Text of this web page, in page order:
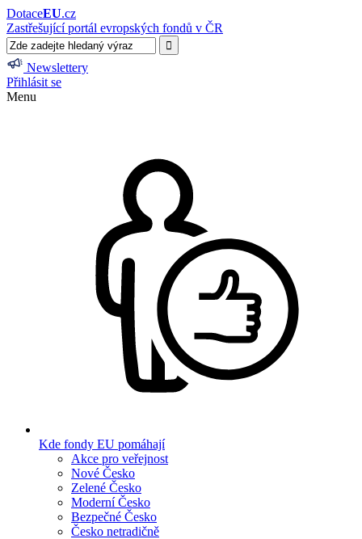
DotaceEU.cz
Zastřešující portál evropských fondů v ČR
Newslettery
Přihlásit se
Menu
Kde fondy EU pomáhají
Akce pro veřejnost
Nové Česko
Zelené Česko
Moderní Česko
Bezpečné Česko
Česko netradičně